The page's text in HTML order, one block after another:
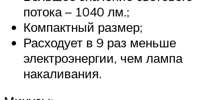
потока – 1040 лм.;
Компактный размер;
Расходует в 9 раз меньше
электроэнергии, чем лампа
накаливания.